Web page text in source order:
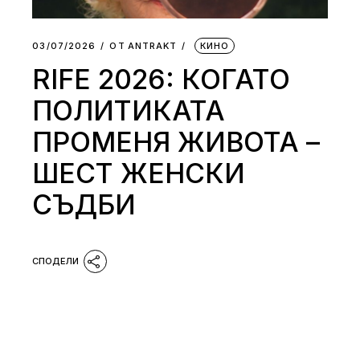
03/07/2026 ОТ АNTRAKT КИНО
RIFE 2026: КОГАТО
ПОЛИТИКАТА
ПРОМЕНЯ ЖИВОТА –
ШЕСТ ЖЕНСКИ
СЪДБИ